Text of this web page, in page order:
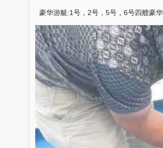
豪华游艇:1号，2号，5号，6号四艘豪